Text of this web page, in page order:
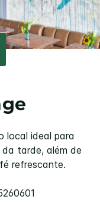
local ideal para
tarde, além de
refrescante.